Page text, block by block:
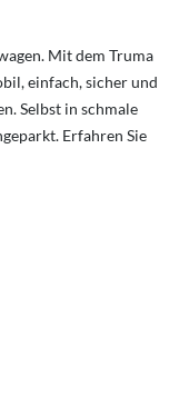
Mit dem Truma
einfach, sicher und
Selbst in schmale
Erfahren Sie